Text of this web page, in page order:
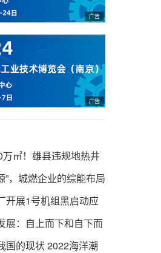
㎡！雄县违规地热井
源”，城燃企业的综能布局
开展1号机组黑启动应
展：自上而下和自下而
一不可
国的现状 2022海洋潮